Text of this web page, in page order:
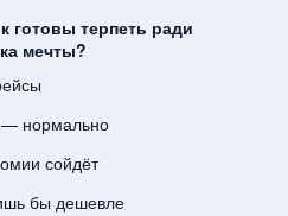
готовы терпеть ради
мечты?
нормально
сойдёт
бы дешевле